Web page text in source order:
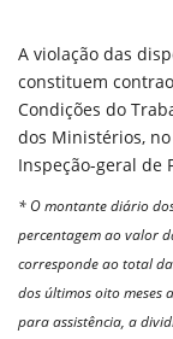
A violação das
constituem
Condições do
dos Ministérios,
Inspeção-geral de
* O montante diário
percentagem ao valor
corresponde ao total
dos últimos oito meses
para assistência, a